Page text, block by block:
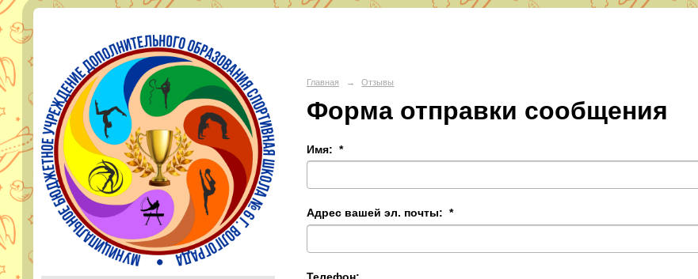
МБУ ДО СШ № 6
Адрес:город Волгоград, Красноармейский район, 400082 ул. им. Вучетича 29
Главная → Отзывы
Форма отправки сообщения
Имя: *
Адрес вашей эл. почты: *